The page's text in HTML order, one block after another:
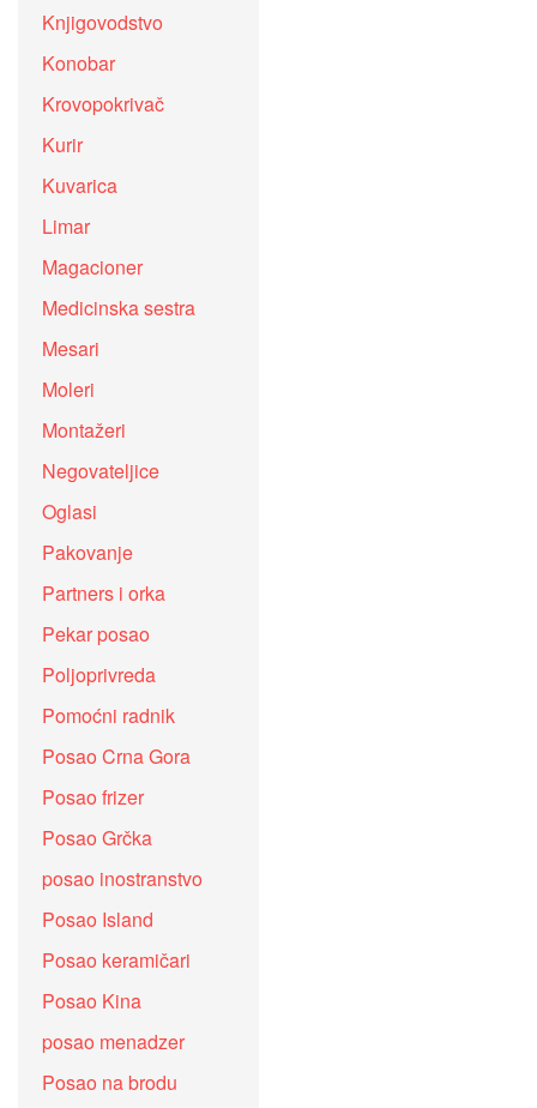
Knjigovodstvo
Konobar
Krovopokrivač
Kurir
Kuvarica
Limar
Magacioner
Medicinska sestra
Mesari
Moleri
Montažeri
Negovateljice
Oglasi
Pakovanje
Partners i orka
Pekar posao
Poljoprivreda
Pomoćni radnik
Posao Crna Gora
Posao frizer
Posao Grčka
posao inostranstvo
Posao Island
Posao keramičari
Posao Kina
posao menadzer
Posao na brodu